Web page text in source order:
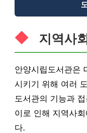
지역사
안양시립도서관은
시키기 위해 여러
도서관의 기능과
이로 인해 지역사
다.